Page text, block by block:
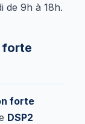
de 9h à 18h.
forte
forte
DSP2